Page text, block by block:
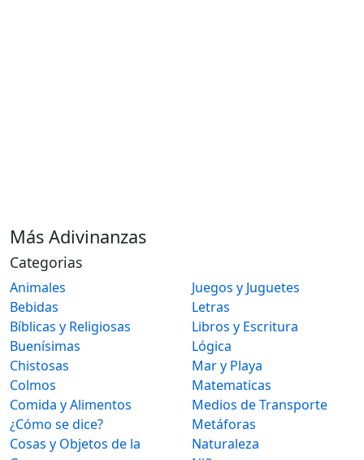
Más Adivinanzas
Categorias
Animales
Bebidas
Bíblicas y Religiosas
Buenísimas
Chistosas
Colmos
Comida y Alimentos
¿Cómo se dice?
Cosas y Objetos de la
Juegos y Juguetes
Letras
Libros y Escritura
Lógica
Mar y Playa
Matematicas
Medios de Transporte
Metáforas
Naturaleza